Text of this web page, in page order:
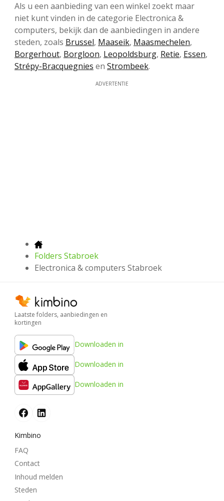
Als u een aanbieding van een winkel zoekt maar
niet kunt vinden in de categorie Electronica &
computers, bekijk dan de aanbiedingen in andere
steden, zoals Brussel, Maaseik, Maasmechelen,
Borgerhout, Borgloon, Leopoldsburg, Retie, Essen,
Strépy-Bracquegnies en Strombeek.
ADVERTENTIE
Folders Stabroek
Electronica & computers Stabroek
Laatste folders, aanbiedingen en
kortingen
Downloaden in
Downloaden in
Downloaden in
Kimbino
FAQ
Contact
Inhoud melden
Steden